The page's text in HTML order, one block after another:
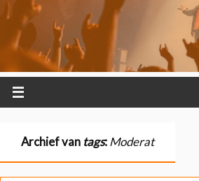
Archief van tags:Moderat